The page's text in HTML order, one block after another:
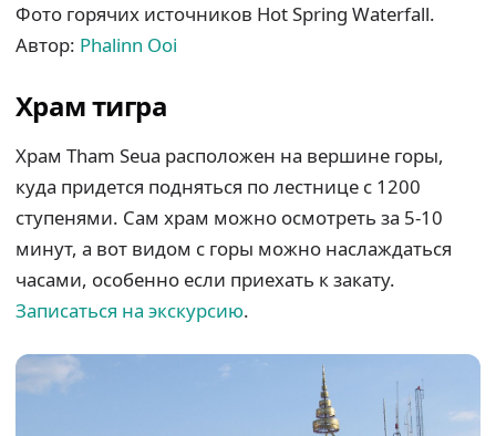
Фото горячих источников Hot Spring Waterfall.
Автор: Phalinn Ooi
Храм тигра
Храм Tham Seua расположен на вершине горы,
куда придется подняться по лестнице с 1200
ступенями. Сам храм можно осмотреть за 5-10
минут, а вот видом с горы можно наслаждаться
часами, особенно если приехать к закату.
Записаться на экскурсию.